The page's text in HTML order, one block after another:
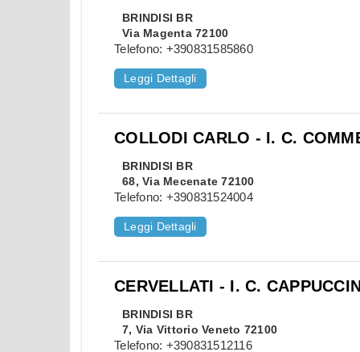
BRINDISI BR
Via Magenta 72100
Telefono: +390831585860
Leggi Dettagli
COLLODI CARLO - I. C.
BRINDISI BR
68, Via Mecenate 72100
Telefono: +390831524004
Leggi Dettagli
CERVELLATI - I. C.
BRINDISI BR
7, Via Vittorio Veneto 72100
Telefono: +390831512116